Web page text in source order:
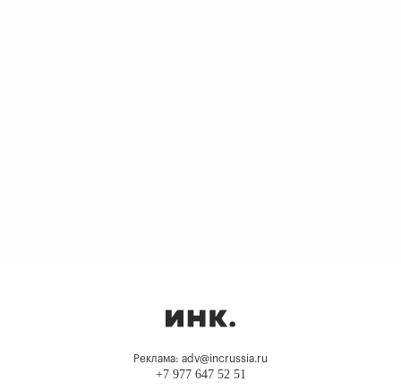
Реклама: adv@incrussia.ru
+7 977 647 52 51